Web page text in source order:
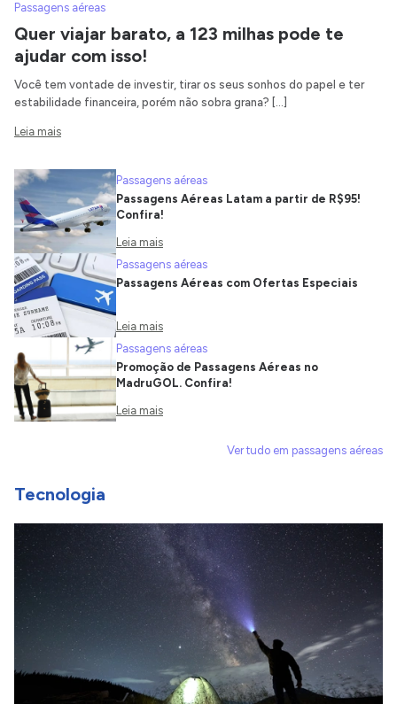
Passagens aéreas
Quer viajar barato, a 123 milhas pode te
ajudar com isso!
Você tem vontade de investir, tirar os seus sonhos do papel e ter
estabilidade financeira, porém não sobra grana? […]
Leia mais
Passagens aéreas
Passagens Aéreas Latam a partir de R$95!
Confira!
Leia mais
Passagens aéreas
Passagens Aéreas com Ofertas Especiais
Leia mais
Passagens aéreas
Promoção de Passagens Aéreas no
MadruGOL. Confira!
Leia mais
Ver tudo em passagens aéreas
Tecnologia